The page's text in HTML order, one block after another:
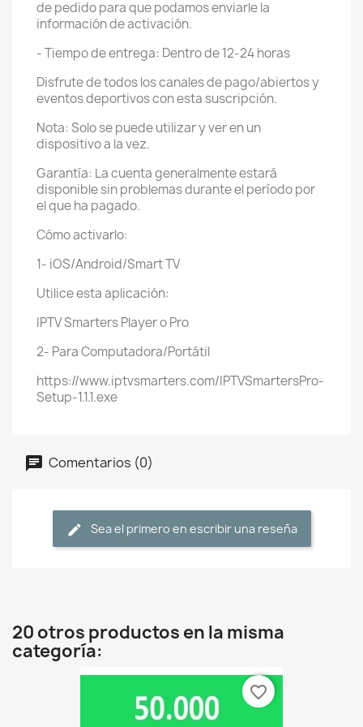
de pedido para que podamos enviarle la
información de activación.
- Tiempo de entrega: Dentro de 12-24 horas
Disfrute de todos los canales de pago/abiertos y
eventos deportivos con esta suscripción.
Nota: Solo se puede utilizar y ver en un
dispositivo a la vez.
Garantía: La cuenta generalmente estará
disponible sin problemas durante el período por
el que ha pagado.
Cómo activarlo:
1- iOS/Android/Smart TV
Utilice esta aplicación:
IPTV Smarters Player o Pro
2- Para Computadora/Portátil
https://www.iptvsmarters.com/IPTVSmartersPro-
Setup-1.1.1.exe
Comentarios (0)
Sea el primero en escribir una reseña
20 otros productos en la misma
categoría:
favorite_border